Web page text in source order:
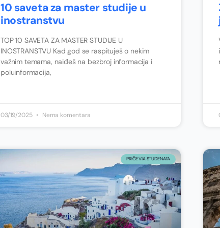
10 saveta za master studije u
inostranstvu
TOP 10 SAVETA ZA MASTER STUDIJE U
INOSTRANSTVU Kad god se raspituješ o nekim
važnim temama, naiđeš na bezbroj informacija i
poluinformacija,
03/19/2025 Nema komentara
PRIČE VIA STUDENATA